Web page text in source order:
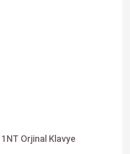
Orjinal Klavye